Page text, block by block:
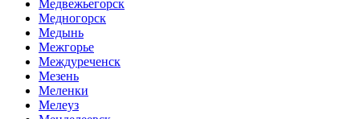
Медвежьегорск
Медногорск
Медынь
Межгорье
Междуреченск
Мезень
Меленки
Мелеуз